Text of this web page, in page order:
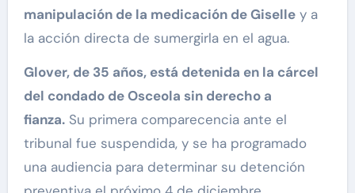
manipulación de la medicación de Giselley a
la acción directa de sumergirla en el agua.
Glover, de 35 años, está detenida en la cárcel
del condado de Osceola sin derecho a
fianza.Su primera comparecencia ante el
tribunal fue suspendida, y se ha programado
una audiencia para determinar su detención